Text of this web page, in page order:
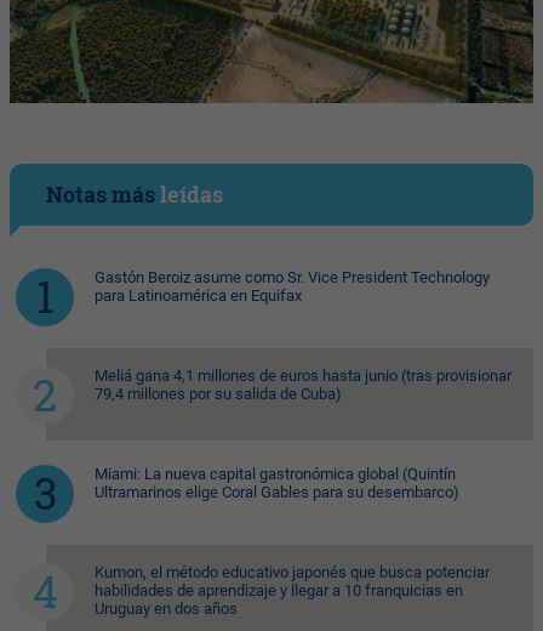
Notas másleídas
Gastón Beroiz asume como Sr. Vice President Technology
para Latinoamérica en Equifax
Meliá gana 4,1 millones de euros hasta junio (tras provisionar
79,4 millones por su salida de Cuba)
Miami: La nueva capital gastronómica global (Quintín
Ultramarinos elige Coral Gables para su desembarco)
Kumon, el método educativo japonés que busca potenciar
habilidades de aprendizaje y llegar a 10 franquicias en
Uruguay en dos años